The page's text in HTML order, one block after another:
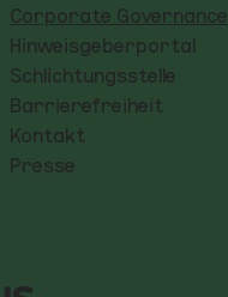
Corporate Governance
Hinweisgeberportal
Schlichtungsstelle
Barrierefreiheit
Kontakt
Presse